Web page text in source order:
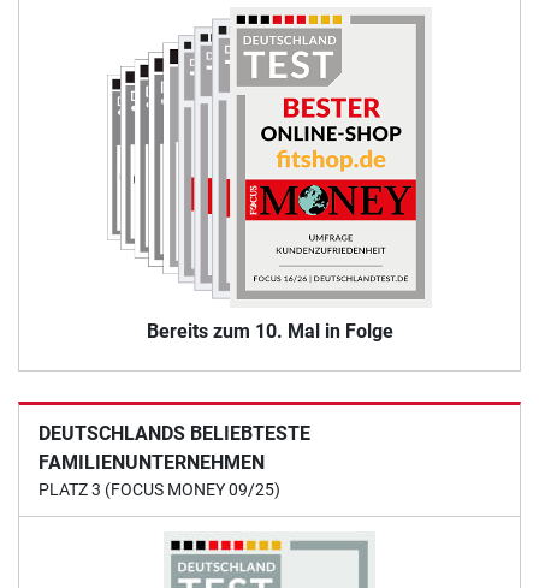
Bereits zum 10. Mal in Folge
DEUTSCHLANDS BELIEBTESTE
FAMILIENUNTERNEHMEN
PLATZ 3 (FOCUS MONEY 09/25)